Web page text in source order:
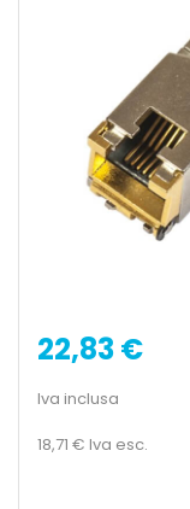
22,83 €
Iva inclusa
18,71 € Iva esc.